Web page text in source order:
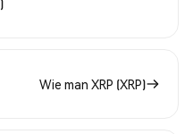
Wie man XRP (XRP)